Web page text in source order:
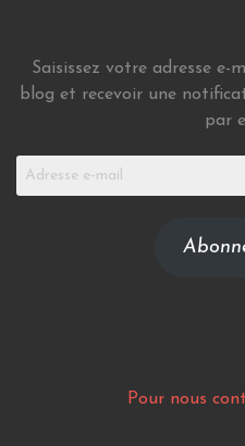
Saisissez votre adresse e-
blog et recevoir une
par
Adresse
Pour nous